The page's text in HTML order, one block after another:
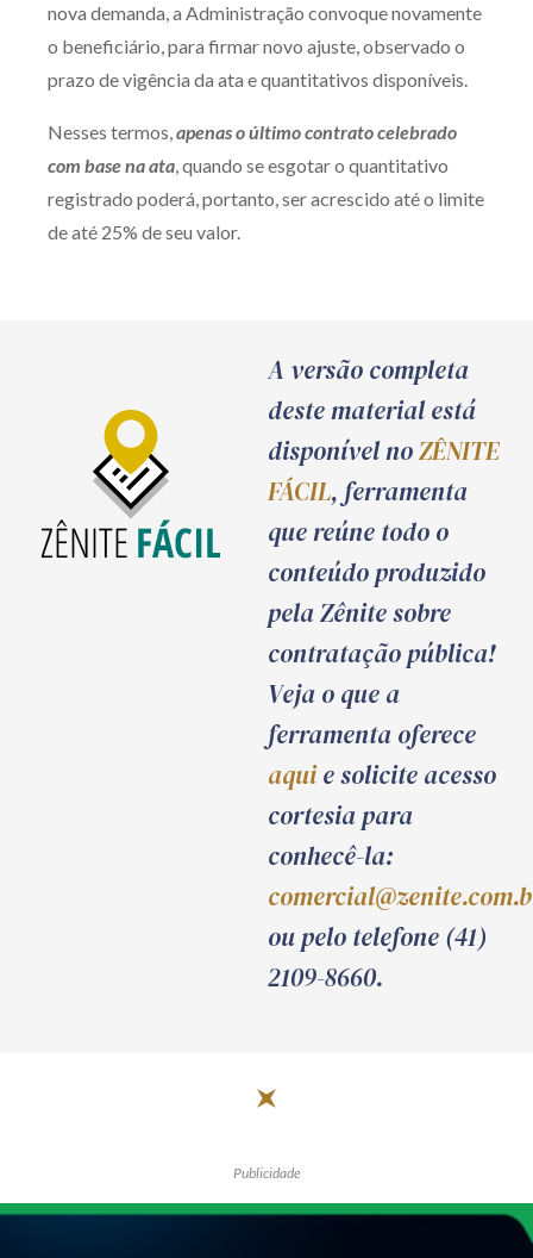
nova demanda, a Administração convoque novamente
o beneficiário, para firmar novo ajuste, observado o
prazo de vigência da ata e quantitativos disponíveis.
Nesses termos,apenas o último contrato celebrado
com base na ata, quando se esgotar o quantitativo
registrado poderá, portanto, ser acrescido até o limite
de até 25% de seu valor.
A versão completa
deste material está
disponível noZÊNITE
FÁCIL, ferramenta
que reúne todo o
conteúdo produzido
pela Zênite sobre
contratação pública!
Veja o que a
ferramenta oferece
aquie solicite acesso
cortesia para
conhecê-la:
ou pelo telefone (41)
2109-8660.
Publicidade